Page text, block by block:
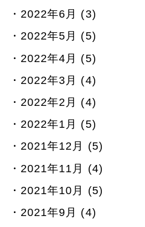
2022年6月 (3)
2022年5月 (5)
2022年4月 (5)
2022年3月 (4)
2022年2月 (4)
2022年1月 (5)
2021年12月 (5)
2021年11月 (4)
2021年10月 (5)
2021年9月 (4)